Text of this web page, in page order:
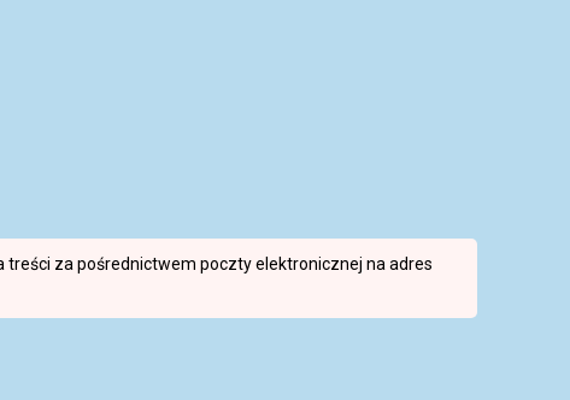
treści za pośrednictwem poczty elektronicznej na adres